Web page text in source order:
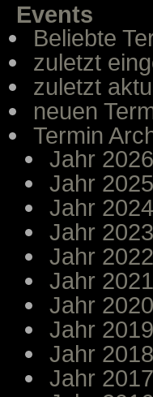
Events
Beliebte
zuletzt
zuletzt
neuen
Termin
Jahr 2026
Jahr 2025
Jahr 2024
Jahr 2023
Jahr 2022
Jahr 2021
Jahr 2020
Jahr 2019
Jahr 2018
Jahr 2017